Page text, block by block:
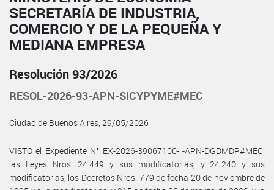
SECRETARÍA DE INDUSTRIA,
COMERCIO Y DE LA PEQUEÑA Y
MEDIANA EMPRESA
Resolución 93/2026
RESOL-2026-93-APN-SICYPYME#MEC
Ciudad de Buenos Aires, 29/05/2026
VISTO el Expediente N° EX-2026-39067100- -APN-DGDMDP#MEC,
las Leyes Nros. 24.449 y sus modificatorias, y 24.240 y sus
modificatorias, los Decretos Nros. 779 de fecha 20 de noviembre de